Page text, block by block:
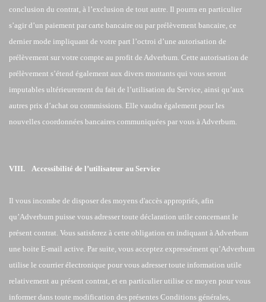
conclusion du contrat, à l’exclusion de tout autre. Il pourra en particulier
s’agir d’un paiement par carte bancaire ou par prélèvement bancaire, ce
dernier mode impliquant de votre part l’octroi d’une autorisation de
prélèvement sur votre compte au profit de Adverbum. Cette autorisation de
prélèvement s’étend également aux divers montants qui vous seront
imputables ultérieurement du fait de l’utilisation du Service, ainsi qu’aux
autres prix d’achat ou commissions. Elle vaudra également pour les
nouvelles coordonnées bancaires communiquées par vous à Adverbum.
VIII. Accessibilité de l’utilisateur au Service
Il vous incombe de disposer des moyens d'accès appropriés, afin
qu’Adverbum puisse vous adresser toute déclaration utile concernant le
présent contrat. Vous satisferez à cette obligation en indiquant à Adverbum
une boite E-mail active. Par suite, vous acceptez expressément qu’Adverbum
utilise le courrier électronique pour vous adresser toute information utile
relativement au présent contrat, et en particulier utilise ce moyen pour vous
informer dans toute modification des présentes Conditions générales,